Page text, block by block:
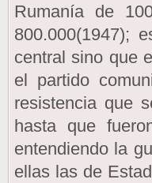
Rumanía de
800.000(1947);
central sino que
el partido
resistencia que
hasta que
entendiendo la
ellas las de